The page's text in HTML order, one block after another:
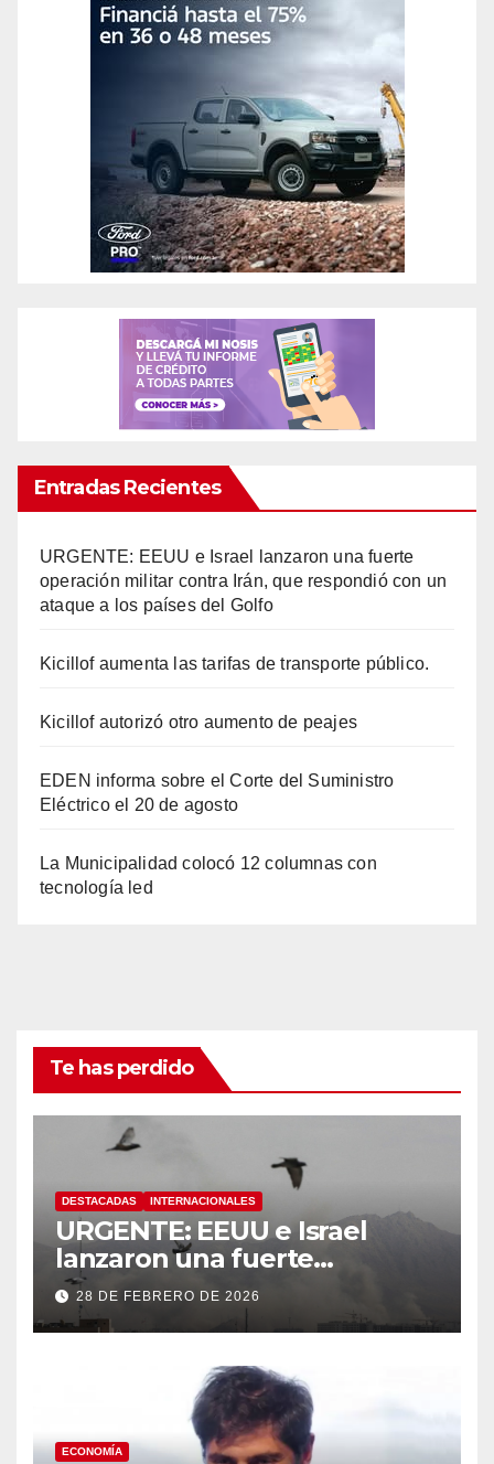
Entradas Recientes
URGENTE: EEUU e Israel lanzaron una fuerte
operación militar contra Irán, que respondió con un
ataque a los países del Golfo
Kicillof aumenta las tarifas de transporte público.
Kicillof autorizó otro aumento de peajes
EDEN informa sobre el Corte del Suministro
Eléctrico el 20 de agosto
La Municipalidad colocó 12 columnas con
tecnología led
Te has perdido
DESTACADAS INTERNACIONALES
URGENTE: EEUU e Israel
lanzaron una fuerte
operación militar contra Irán,
que respondió con un ataque
a los países del Golfo
28 DE FEBRERO DE 2026
ECONOMÍA